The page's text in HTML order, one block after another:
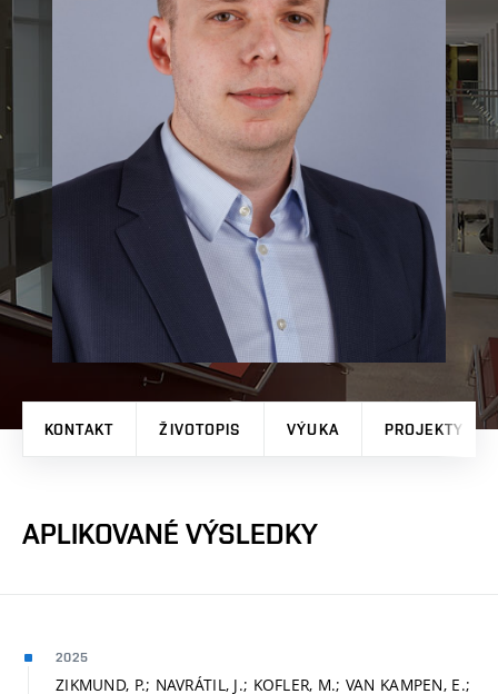
KONTAKT ŽIVOTOPIS VÝUKA PROJEKTY
APLIKOVANÉ VÝSLEDKY
2025
ZIKMUND, P.; NAVRÁTIL, J.; KOFLER, M.; VAN KAMPEN, E.;